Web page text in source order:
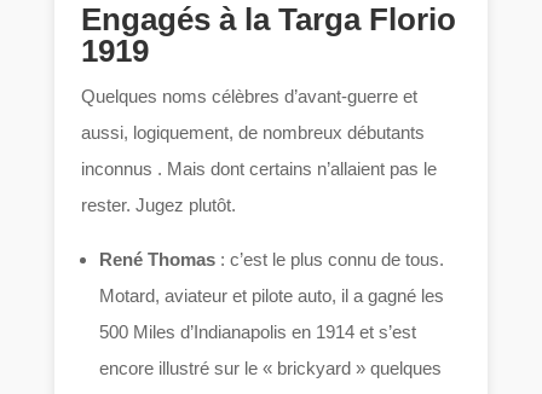
Engagés à la Targa Florio
1919
Quelques noms célèbres d’avant-guerre et
aussi, logiquement, de nombreux débutants
inconnus . Mais dont certains n’allaient pas le
rester. Jugez plutôt.
René Thomas : c’est le plus connu de tous.
Motard, aviateur et pilote auto, il a gagné les
500 Miles d’Indianapolis en 1914 et s’est
encore illustré sur le « brickyard » quelques